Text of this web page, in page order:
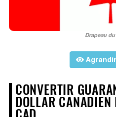
Drapeau
CONVERTIR
DOLLAR